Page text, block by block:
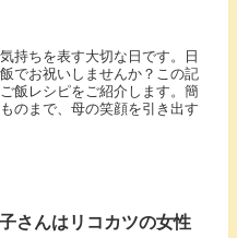
持ちを表す大切な日です。日
でお祝いしませんか？この記
飯レシピをご紹介します。簡
のまで、母の笑顔を引き出す
さんはリコカツの女性